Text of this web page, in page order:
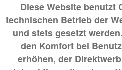
Diese Website benutzt
technischen Betrieb der
und stets gesetzt
den Komfort bei
erhöhen, der